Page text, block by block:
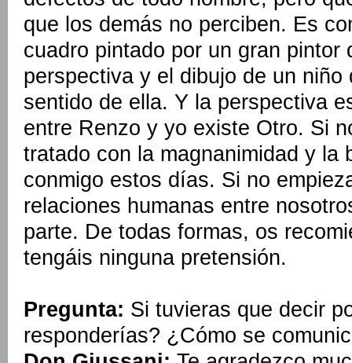
que los demás no perciben. Es
cuadro pintado por un gran pintor
perspectiva y el dibujo de un niño
sentido de ella. Y la perspectiva
entre Renzo y yo existe Otro. Si
tratado con la magnanimidad y la
conmigo estos días. Si no
relaciones humanas entre
parte. De todas formas, os
tengáis ninguna pretensión.
Pregunta: Si tuvieras que decir
responderías? ¿Cómo se